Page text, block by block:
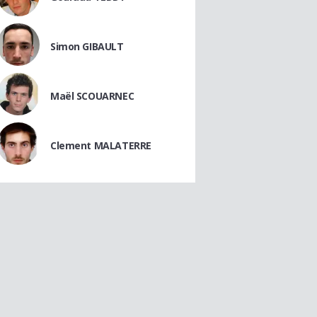
Simon GIBAULT
Maël SCOUARNEC
Clement MALATERRE